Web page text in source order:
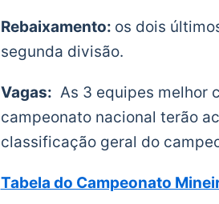
Rebaixamento: os dois
segunda divisão.
Vagas: As 3 equipes melhor
campeonato nacional terão
classificação geral do
Tabela do Campeonato